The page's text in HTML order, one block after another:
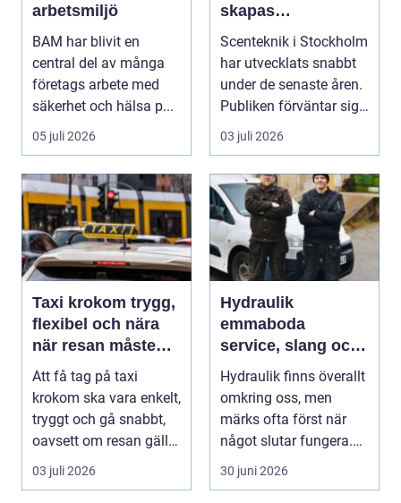
arbetsmiljö
BAM har blivit en
central del av många
företags arbete med
säkerhet och hälsa p...
05 juli 2026
skapas
minnesvärda
upplevelser på
scen
Scenteknik i Stockholm
har utvecklats snabbt
under de senaste åren.
Publiken förväntar sig i
dag mer...
03 juli 2026
Taxi krokom trygg,
flexibel och nära
när resan måste
fungera
Att få tag på taxi
krokom ska vara enkelt,
tryggt och gå snabbt,
oavsett om resan gäller
jobbet, bar...
03 juli 2026
Hydraulik
emmaboda
service, slang och
smarta lösningar
nära till hands
Hydraulik finns överallt
omkring oss, men
märks ofta först när
något slutar fungera.
Maskiner stanna...
30 juni 2026